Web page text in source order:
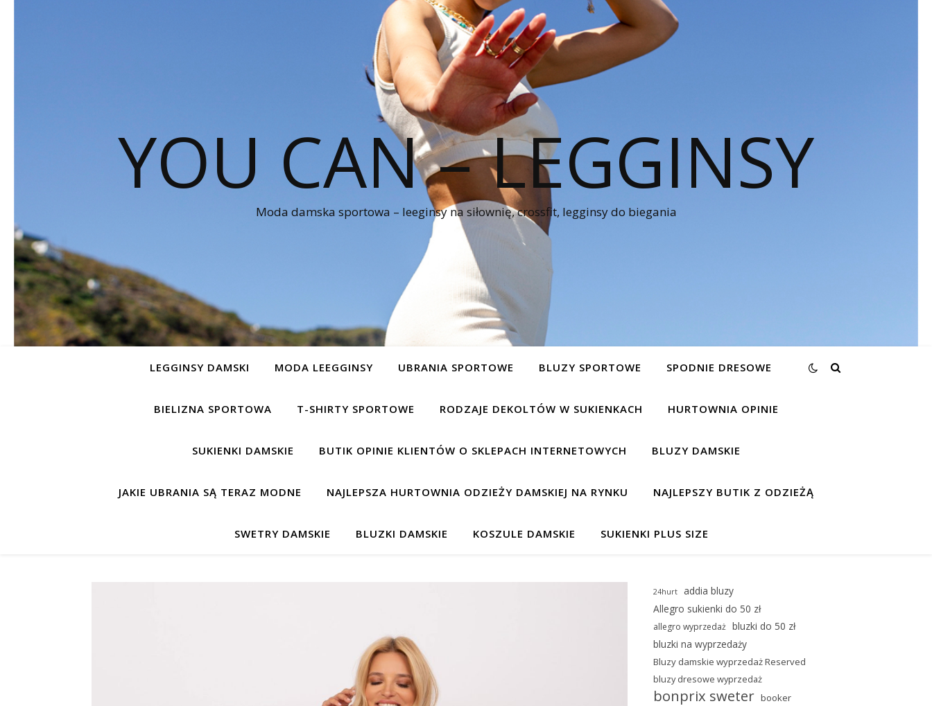
YOU CAN – LEGGINSY
Moda damska sportowa – leeginsy na siłownię, crossfit, legginsy do biegania
LEGGINSY DAMSKI MODA LEEGGINSY UBRANIA SPORTOWE BLUZY SPORTOWE SPODNIE DRESOWE
BIELIZNA SPORTOWA T-SHIRTY SPORTOWE RODZAJE DEKOLTÓW W SUKIENKACH HURTOWNIA OPINIE
SUKIENKI DAMSKIE BUTIK OPINIE KLIENTÓW O SKLEPACH INTERNETOWYCH BLUZY DAMSKIE
JAKIE UBRANIA SĄ TERAZ MODNE NAJLEPSZA HURTOWNIA ODZIEŻY DAMSKIEJ NA RYNKU NAJLEPSZY BUTIK Z ODZIEŻĄ
SWETRY DAMSKIE BLUZKI DAMSKIE KOSZULE DAMSKIE SUKIENKI PLUS SIZE
24hurt
addia bluzy
Allegro sukienki do 50 zł
allegro wyprzedaż bluzki do 50 zł
bluzki na wyprzedaży
Bluzy damskie wyprzedaż Reserved
bluzy dresowe wyprzedaż
bonprix sweter booker